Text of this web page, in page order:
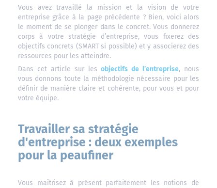
Vous avez travaillé la mission et la vision de votre
entreprise grâce à la page précédente ? Bien, voici alors
le moment de se plonger dans le concret. Vous donnerez
corps à votre stratégie d’entreprise, vous fixerez des
objectifs concrets (SMART si possible) et y associerez des
ressources pour les atteindre.
Dans cet article sur lesobjectifs de l’entreprise, nous
vous donnons toute la méthodologie nécessaire pour les
définir de manière claire et cohérente, pour vous et pour
votre équipe.
Travailler sa stratégie
d'entreprise : deux exemples
pour la peaufiner
Vous maîtrisez à présent parfaitement les notions de